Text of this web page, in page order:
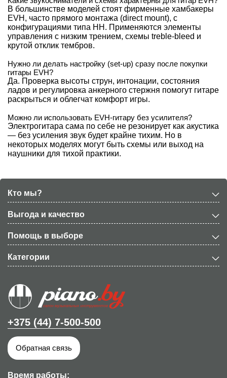
В большинстве моделей стоят фирменные хамбакеры
EVH, часто прямого монтажа (direct mount), с
конфигурациями типа HH. Применяются элементы
управления с низким трением, схемы treble-bleed и
крутой отклик тембров.
Нужно ли делать настройку (set-up) сразу после покупки
гитары EVH?
Да. Проверка высоты струн, интонации, состояния
ладов и регулировка анкерного стержня помогут гитаре
раскрыться и облегчат комфорт игры.
Можно ли использовать EVH-гитару без усилителя?
Электрогитара сама по себе не резонирует как акустика
— без усиления звук будет крайне тихим. Но в
некоторых моделях могут быть схемы или выход на
наушники для тихой практики.
Кто мы?
Выгода и качество
Помощь в выборе
Категории
+375 (44) 7-500-500
Обратная связь
Время работы: